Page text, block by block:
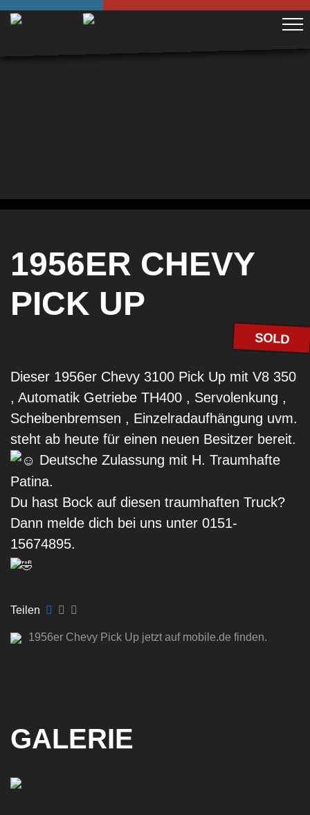
1956ER CHEVY
PICK UP
SOLD
Dieser 1956er Chevy 3100 Pick Up mit V8 350
, Automatik Getriebe TH400 , Servolenkung ,
Scheibenbremsen , Einzelradaufhängung uvm.
steht ab heute für einen neuen Besitzer bereit.
Deutsche Zulassung mit H. Traumhafte
Patina.
Du hast Bock auf diesen traumhaften Truck?
Dann melde dich bei uns unter 0151-
15674895.
Teilen
1956er Chevy Pick Up jetzt auf mobile.de finden.
GALERIE